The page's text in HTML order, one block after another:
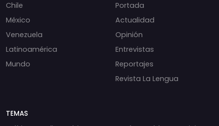
Chile
México
Venezuela
Latinoamérica
Mundo
Portada
Actualidad
Opinión
Entrevistas
Reportajes
Revista La Lengua
TEMAS